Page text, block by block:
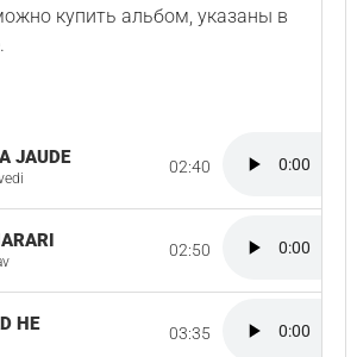
купить альбом, указаны в
JAUDE 02:40
02:50
HE 03:35